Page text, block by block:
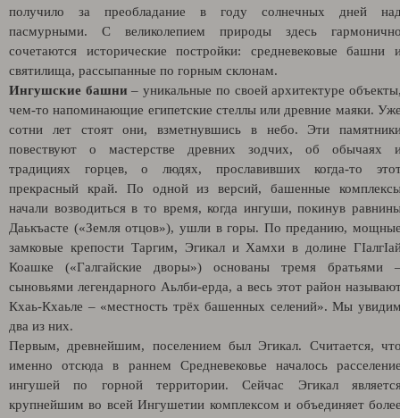
получило за преобладание в году солнечных дней
пасмурными. С великолепием природы здесь
сочетаются исторические постройки: средневековые башни
святилища, рассыпанные по горным склонам.
Ингушские башни – уникальные по своей архитектуре
чем-то напоминающие египетские стеллы или древние маяки.
сотни лет стоят они, взметнувшись в небо. Эти
повествуют о мастерстве древних зодчих, об обычаях
традициях горцев, о людях, прославивших когда-то
прекрасный край. По одной из версий, башенные
начали возводиться в то время, когда ингуши, покинув
Даькъасте («Земля отцов»), ушли в горы. По преданию,
замковые крепости Таргим, Эгикал и Хамхи в долине
Коашке («Галгайские дворы») основаны тремя братьями
сыновьями легендарного Аьлби-ерда, а весь этот район
Кхаь-Кхаьле – «местность трёх башенных селений». Мы
два из них.
Первым, древнейшим, поселением был Эгикал. Считается,
именно отсюда в раннем Средневековье началось
ингушей по горной территории. Сейчас Эгикал
крупнейшим во всей Ингушетии комплексом и объединяет